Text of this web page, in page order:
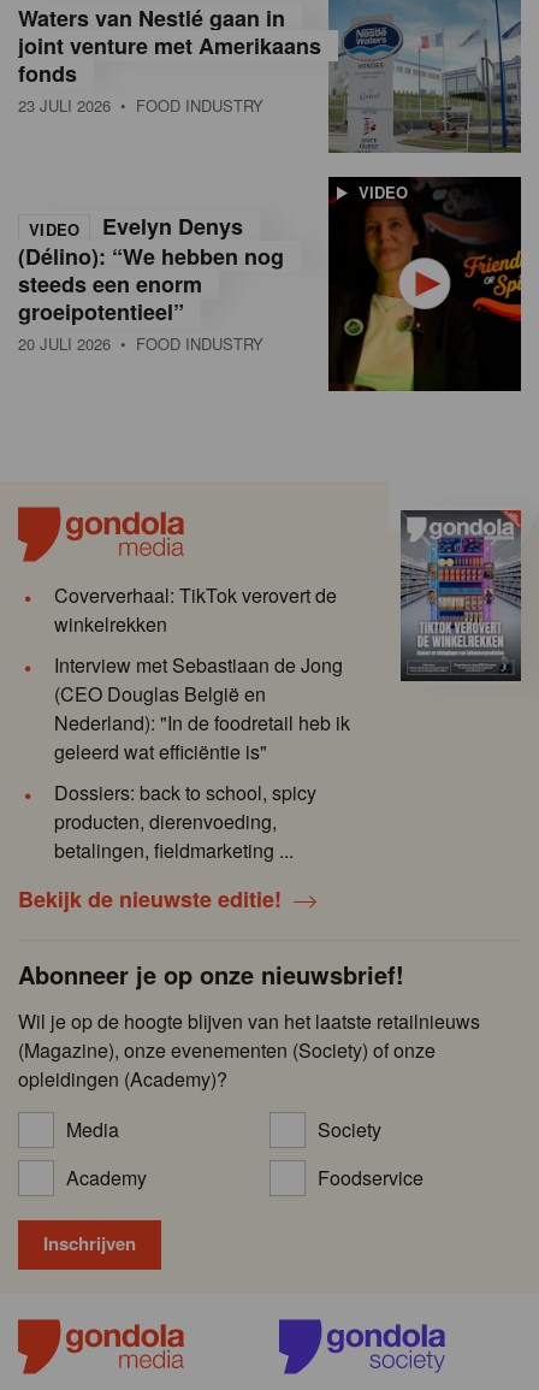
Waters van Nestlé gaan in
joint venture met Amerikaans
fonds
23 JULI 2026 • FOOD INDUSTRY
VIDEO
VIDEO
Evelyn Denys
(Délino): “We hebben nog
steeds een enorm
groeipotentieel”
20 JULI 2026 • FOOD INDUSTRY
Coververhaal: TikTok verovert de
winkelrekken
Interview met Sebastiaan de Jong
(CEO Douglas België en
Nederland): "In de foodretail heb ik
geleerd wat efficiëntie is"
Dossiers: back to school, spicy
producten, dierenvoeding,
betalingen, fieldmarketing ...
Bekijk de nieuwste editie!
Abonneer je op onze nieuwsbrief!
Wil je op de hoogte blijven van het laatste retailnieuws
(Magazine), onze evenementen (Society) of onze
opleidingen (Academy)?
Media
Society
Academy
Foodservice